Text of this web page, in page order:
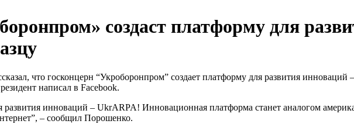
создаст платформу для
что госконцерн “Укроборонпром” создает платформу для развития инноваций
написал в Facebook.
инноваций – UkrARPA! Инновационная платформа станет аналогом
– сообщил Порошенко.